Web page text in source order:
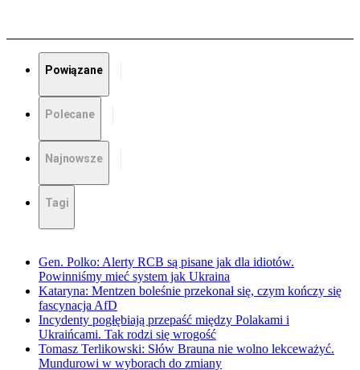
Powiązane
Polecane
Najnowsze
Tagi
Gen. Polko: Alerty RCB są pisane jak dla idiotów.
Powinniśmy mieć system jak Ukraina
Kataryna: Mentzen boleśnie przekonał się, czym kończy się
fascynacja AfD
Incydenty pogłębiają przepaść między Polakami i
Ukraińcami. Tak rodzi się wrogość
Tomasz Terlikowski: Słów Brauna nie wolno lekceważyć.
Mundurowi w wyborach do zmiany